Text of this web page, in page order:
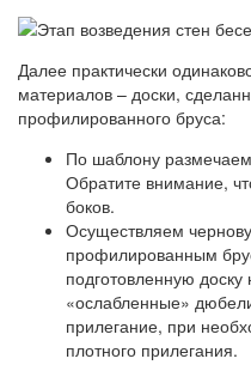
Далее практически
материалов – доски,
профилированного бруса:
По шаблону
Обратите внимание,
боков.
Осуществляем
профилированным
подготовленную
«ослабленные»
прилегание, при
плотного прилегания.